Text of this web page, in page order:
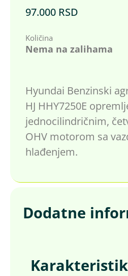
97.000 RSD
Količina
Nema na zalihama
Hyundai Benzinski
HJ HHY7250E
jednocilindričnim,
OHV motorom sa
hlađenjem.
Dodatne